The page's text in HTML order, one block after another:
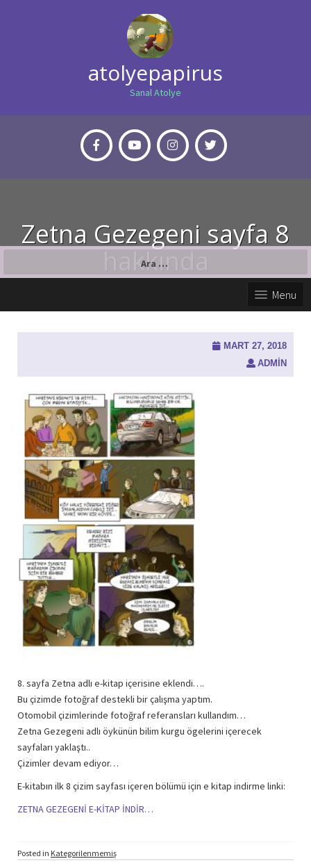
atolyepapirus
Sanal Atolye
Zetna Gezegeni sayfa 8
hakkında
Menu
MART 27, 2018
ADMIN
8. sayfa Zetna adlı e-kitap içerisine eklendi….
Bu çizimde fotoğraf destekli bir çalışma yaptım.
Otomobil çizimlerinde fotoğraf referansları kullandım…
Zetna Gezegeni adlı öykünün bilim kurgu ögelerini içerecek
sayfaları yaklaştı..
Çizimler devam ediyor…
E-kitabın ilk 8 çizim sayfası içeren bölümü için e kitap indirme linki:
ZETNA GEZEGENİ E-KİTAP İNDİR…
Posted in Kategorilenmemiş